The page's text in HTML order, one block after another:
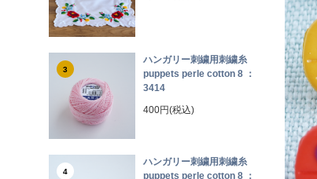
3
ハンガリー刺繍用刺繍糸
puppets perle cotton 8 ：
3414
400円(税込)
4
ハンガリー刺繍用刺繍糸
puppets perle cotton 8 ：